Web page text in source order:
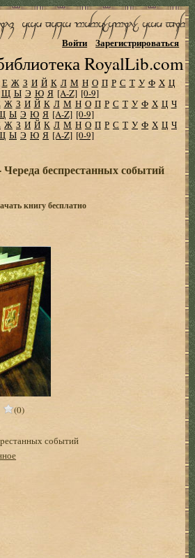
RoyalLib.com
Войти Зарегистрироваться
Е Ж З И Й К Л М Н О П Р С Т У Ф Х Ц
Щ Ы Э Ю Я [A-Z] [0-9]
Ж З И Й К Л М Н О П Р С Т У Ф Х Ц Ч
Ы Э Ю Я [A-Z] [0-9]
Ж З И Й К Л М Н О П Р С Т У Ф Х Ц Ч
Ы Э Ю Я [A-Z] [0-9]
беспpестанных событий
книгу бесплатно
(0)
событий